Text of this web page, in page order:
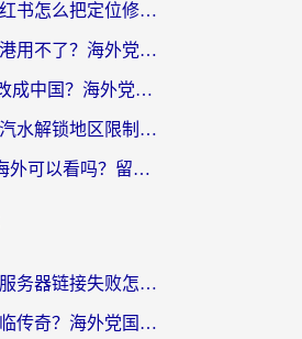
在意大利用小红书怎么把定位修改到中国国内？3个实用技巧+1个靠谱工具帮你搞定
咪咕体育在香港用不了？海外党必看的回国加速器选择指南（附3个真实场景解决方案）
网易云ip怎么改成中国？海外党听音乐听书的无痛解决方案
海外党必看：汽水解锁地区限制怎么解除？3招解决国内影音&生活服务难题
央视影音VIP海外可以看吗？留学生亲测有效的回国加速器选择指南
女神星球海外服务器链接失败怎么解决？海外党国服游戏加速避坑指南
日本怎么玩君临传奇？海外党国服游戏加速避坑指南（附菲律宾欧洲玩家实测）